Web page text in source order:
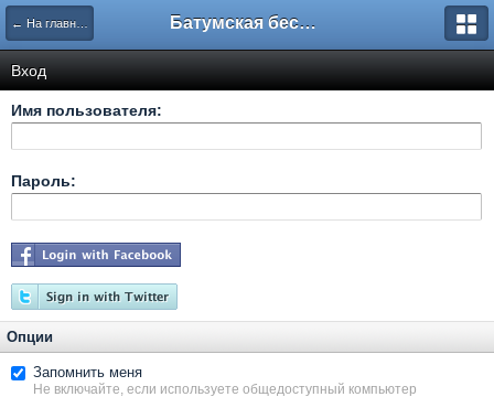
← На главную Батумская беседка
Вход
Имя пользователя:
Пароль:
Опции
Запомнить меня
Не включайте, если используете общедоступный компьютер